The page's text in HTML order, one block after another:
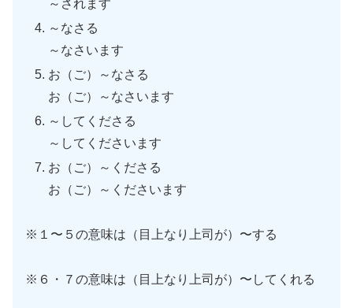
～されます
～なさる
～なさいます
お（ご）～なさる
お（ご）～なさいます
～してくださる
～してくださいます
お（ご）～くださる
お（ご）～くださいます
※１〜５の意味は（目上なり上司が）〜する
※６・７の意味は（目上なり上司が）〜してくれる